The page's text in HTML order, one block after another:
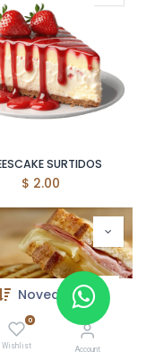
Novedades
0
Wishlist Account
SURTIDOS
$ 2.00